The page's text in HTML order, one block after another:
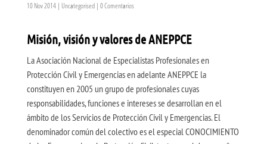
10 Nov 2014| Uncategorised| 0 Comentarios
Misión, visión y valores de ANEPPCE
La Asociación Nacional de Especialistas Profesionales en
Protección Civil y Emergencias en adelante ANEPPCE la
constituyen en 2005 un grupo de profesionales cuyas
responsabilidades, funciones e intereses se desarrollan en el
ámbito de los Servicios de Protección Civil y Emergencias. El
denominador común del colectivo es el especial CONOCIMIENTO